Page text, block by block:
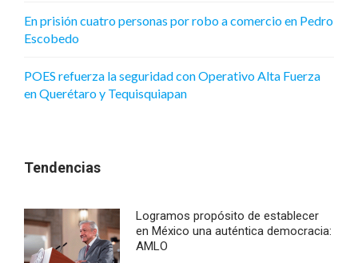
En prisión cuatro personas por robo a comercio en Pedro
Escobedo
POES refuerza la seguridad con Operativo Alta Fuerza
en Querétaro y Tequisquiapan
Tendencias
Logramos propósito de establecer
en México una auténtica democracia:
AMLO